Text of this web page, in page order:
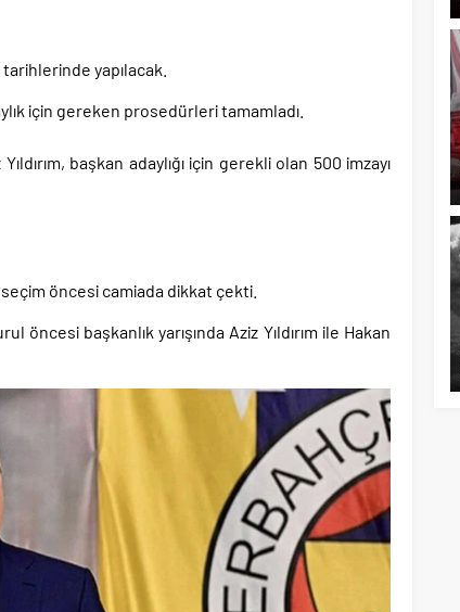
Erdal Beşikçioğlu hakkında tutuklama talebi..
Merkezi Kayıt Sistemi’ne onay..
eylem planı!.
yapılacak.
için gereken prosedürleri tamamladı.
başkan adaylığı için gerekli olan 500 imzayı
öncesi camiada dikkat çekti.
başkanlık yarışında Aziz Yıldırım ile Hakan